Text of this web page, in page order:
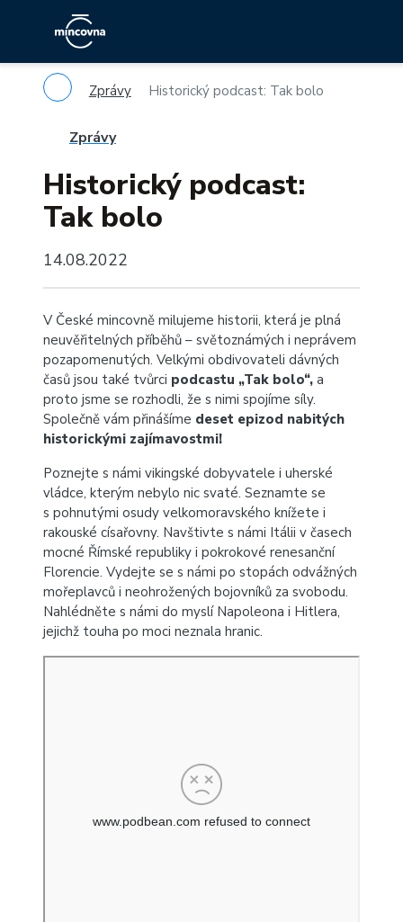
Zprávy Historický podcast: Tak bolo
Zprávy
Historický podcast:
Tak bolo
14.08.2022
V České mincovně milujeme historii, která je plná
neuvěřitelných příběhů – světoznámých i neprávem
pozapomenutých. Velkými obdivovateli dávných
časů jsou také tvůrci podcastu „Tak bolo“, a
proto jsme se rozhodli, že s nimi spojíme síly.
Společně vám přinášíme deset epizod nabitých
historickými zajímavostmi!
Poznejte s námi vikingské dobyvatele i uherské
vládce, kterým nebylo nic svaté. Seznamte se
s pohnutými osudy velkomoravského knížete i
rakouské císařovny. Navštivte s námi Itálii v časech
mocné Římské republiky i pokrokové renesanční
Florencie. Vydejte se s námi po stopách odvážných
mořeplavců i neohrožených bojovníků za svobodu.
Nahlédněte s námi do myslí Napoleona i Hitlera,
jejichž touha po moci neznala hranic.